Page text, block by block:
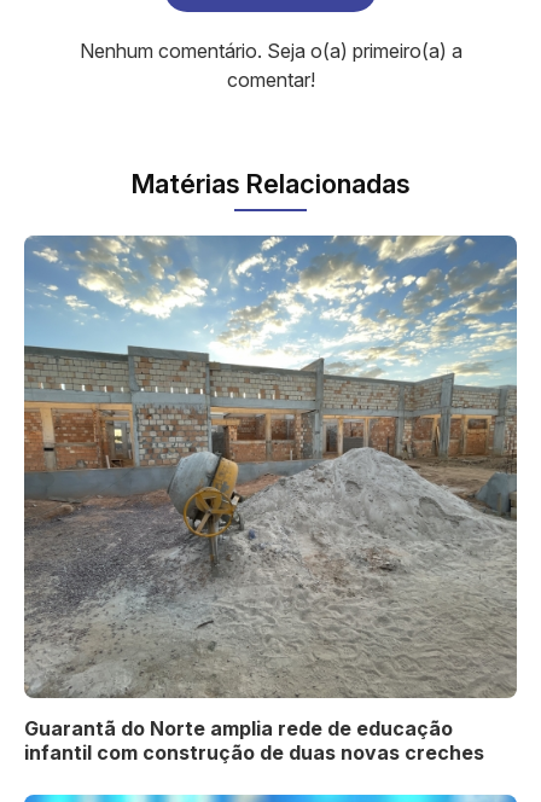
Nenhum comentário. Seja o(a) primeiro(a) a
comentar!
Matérias Relacionadas
Guarantã do Norte amplia rede de educação
infantil com construção de duas novas creches